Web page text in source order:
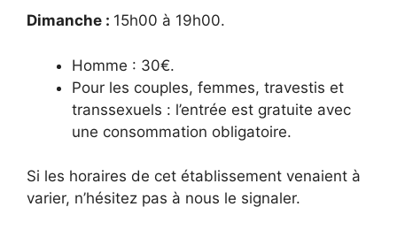
Dimanche : 15h00 à 19h00.
Homme : 30€.
Pour les couples, femmes, travestis et
transsexuels : l’entrée est gratuite avec
une consommation obligatoire.
Si les horaires de cet établissement venaient à
varier, n’hésitez pas à nous le signaler.